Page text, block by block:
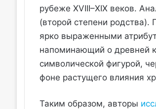
рубеже XVIII–XIX веков.
(второй степени родства).
ярко выраженными
напоминающий о древней
символической фигурой,
фоне растущего влияния
Таким образом, авторы